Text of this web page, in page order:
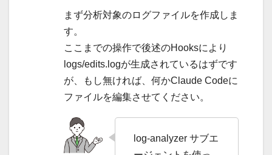
まず分析対象のログファイルを作成しま
す。
ここまでの操作で後述のHooksにより
logs/edits.logが生成されているはずです
が、もし無ければ、何かClaude Codeに
ファイルを編集させてください。
log-analyzer サブエ